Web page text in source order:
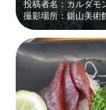
投稿者名：カルダモ
撮影場所：鋸山美術